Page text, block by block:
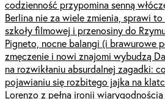
codzienność przypomina senną
Berlina nie za wiele zmienia, sprawi
szkoły filmowej i przenosiny do
Pigneto, nocne balangi (i brawurowe
zmęczenie i nowi znajomi wybudzą
na rozwikłaniu absurdalnej zagadki:
pojawianiu się rozbitego jajka na
Lorenzo z pełną ironii